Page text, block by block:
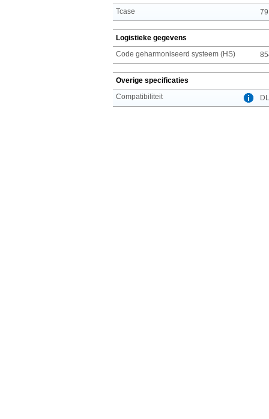
Tcase
Logistieke gegevens
Code geharmoniseerd systeem (HS)
Overige specificaties
Compatibiliteit